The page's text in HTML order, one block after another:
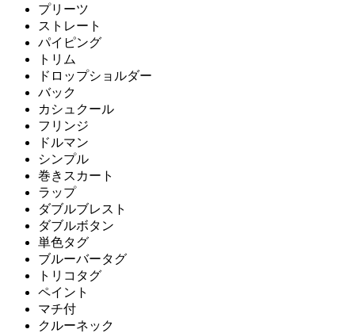
プリーツ
ストレート
パイピング
トリム
ドロップショルダー
バック
カシュクール
フリンジ
ドルマン
シンプル
巻きスカート
ラップ
ダブルブレスト
ダブルボタン
単色タグ
ブルーバータグ
トリコタグ
ペイント
マチ付
クルーネック